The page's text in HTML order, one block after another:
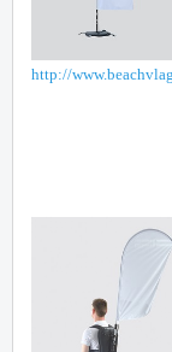
http://